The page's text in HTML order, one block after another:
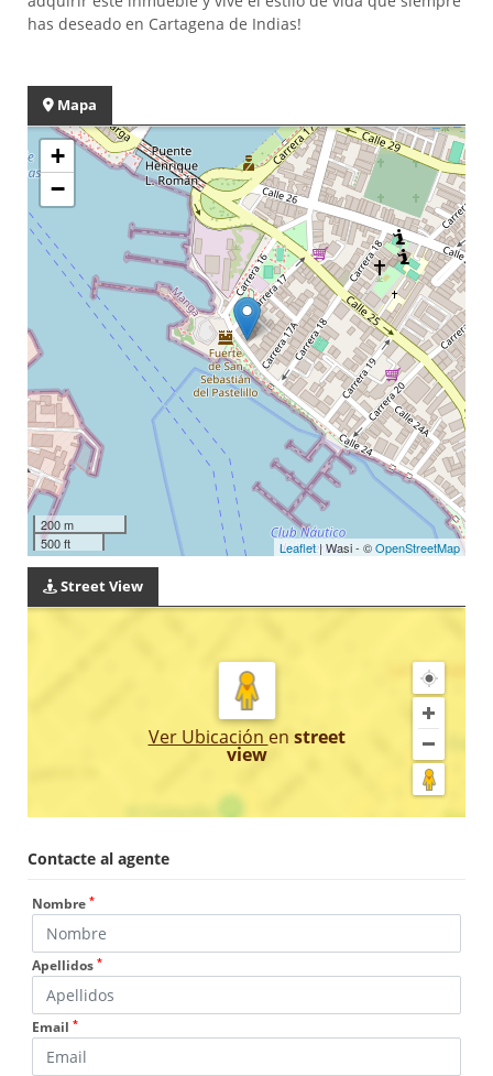
has deseado en Cartagena de Indias!
Mapa
+
−
200 m
500 ft
Leaflet| Wasi - ©OpenStreetMap
Street View
Ver Ubicación en street
view
Contacte al agente
Nombre *
Apellidos *
Email *